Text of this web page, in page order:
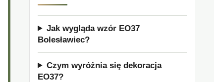
Jak wygląda wzór EO37
Bolesławiec?
Czym wyróżnia się dekoracja
EO37?